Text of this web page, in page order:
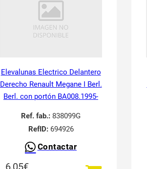
Elevalunas Electrico Delantero
Derecho Renault Megane I Berl.
Berl. con portón BA008.1995-
Ref. fab.: 838099G
RefID:694926
Contactar